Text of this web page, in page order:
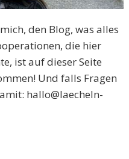
den Blog, was alles
die hier
ist auf dieser Seite
Und falls Fragen
hallo@laecheln-